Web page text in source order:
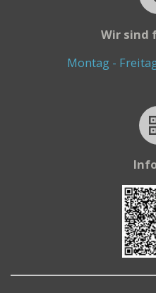
Wir sind
Montag -